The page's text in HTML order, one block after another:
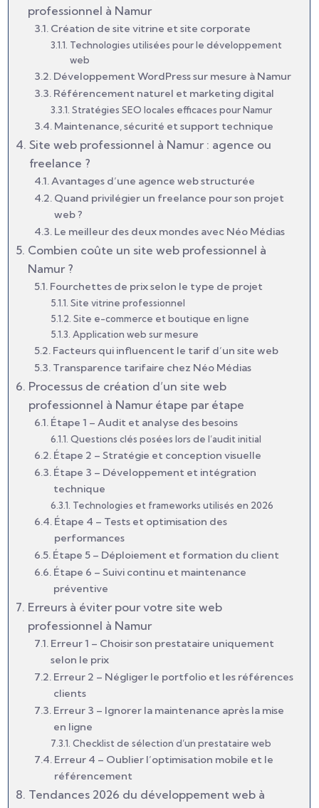
professionnel à Namur
Création de site vitrine et site corporate
Technologies utilisées pour le développement
web
Développement WordPress sur mesure à Namur
Référencement naturel et marketing digital
Stratégies SEO locales efficaces pour Namur
Maintenance, sécurité et support technique
Site web professionnel à Namur : agence ou
freelance ?
Avantages d’une agence web structurée
Quand privilégier un freelance pour son projet
web ?
Le meilleur des deux mondes avec Néo Médias
Combien coûte un site web professionnel à
Namur ?
Fourchettes de prix selon le type de projet
Site vitrine professionnel
Site e-commerce et boutique en ligne
Application web sur mesure
Facteurs qui influencent le tarif d’un site web
Transparence tarifaire chez Néo Médias
Processus de création d’un site web
professionnel à Namur étape par étape
Étape 1 – Audit et analyse des besoins
Questions clés posées lors de l’audit initial
Étape 2 – Stratégie et conception visuelle
Étape 3 – Développement et intégration
technique
Technologies et frameworks utilisés en 2026
Étape 4 – Tests et optimisation des
performances
Étape 5 – Déploiement et formation du client
Étape 6 – Suivi continu et maintenance
préventive
Erreurs à éviter pour votre site web
professionnel à Namur
Erreur 1 – Choisir son prestataire uniquement
selon le prix
Erreur 2 – Négliger le portfolio et les références
clients
Erreur 3 – Ignorer la maintenance après la mise
en ligne
Checklist de sélection d’un prestataire web
Erreur 4 – Oublier l’optimisation mobile et le
référencement
Tendances 2026 du développement web à